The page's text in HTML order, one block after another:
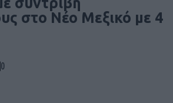
στο Νέο Μεξικό με 4
0